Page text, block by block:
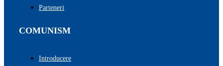
Parteneri
COMUNISM
Introducere